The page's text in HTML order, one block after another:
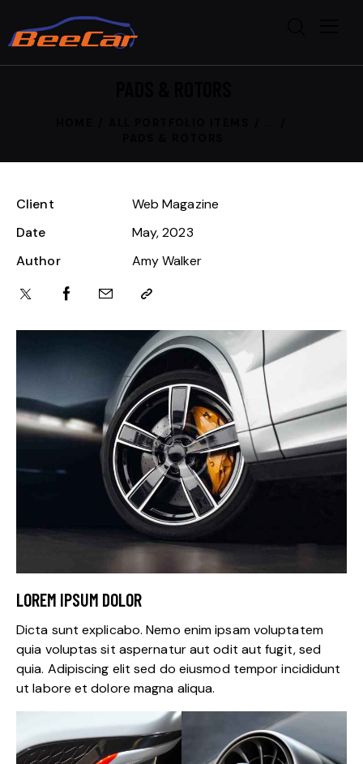
Client
Web Magazine
Date
May, 2023
Author
Amy Walker
LOREM IPSUM DOLOR
Dicta sunt explicabo. Nemo enim ipsam voluptatem
quia voluptas sit aspernatur aut odit aut fugit, sed
quia. Adipiscing elit sed do eiusmod tempor incididunt
ut labore et dolore magna aliqua.